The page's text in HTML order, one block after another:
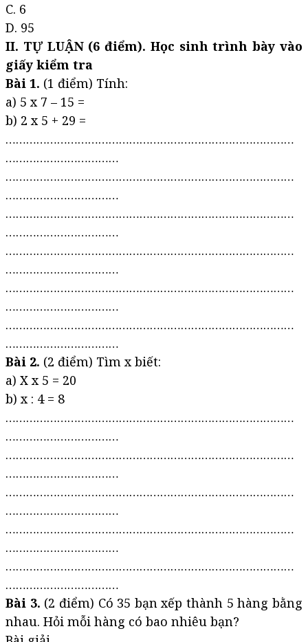
C. 6
D. 95
II. TỰ LUẬN (6 điểm). Học sinh trình bày vào
giấy kiểm tra
Bài 1. (1 điểm) Tính:
a) 5 x 7 – 15 =
b) 2 x 5 + 29 =
…………………………………………………………………………
……………………………
…………………………………………………………………………
……………………………
…………………………………………………………………………
……………………………
…………………………………………………………………………
……………………………
…………………………………………………………………………
……………………………
…………………………………………………………………………
……………………………
Bài 2. (2 điểm) Tìm x biết:
a) X x 5 = 20
b) x : 4 = 8
…………………………………………………………………………
……………………………
…………………………………………………………………………
……………………………
…………………………………………………………………………
……………………………
…………………………………………………………………………
……………………………
…………………………………………………………………………
……………………………
Bài 3. (2 điểm) Có 35 bạn xếp thành 5 hàng bằng
nhau. Hỏi mỗi hàng có bao nhiêu bạn?